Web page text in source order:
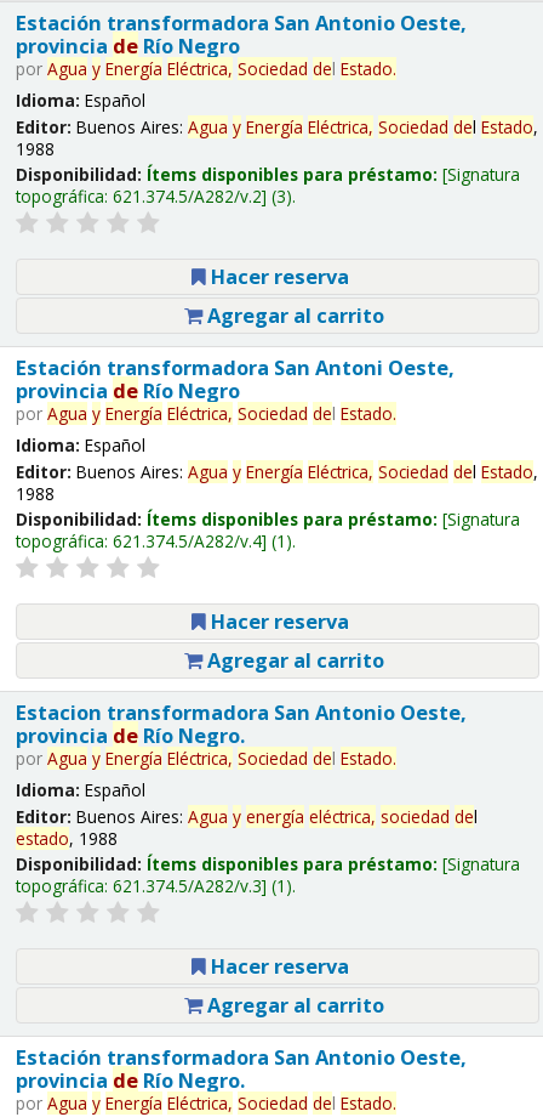
Estación transformadora San Antonio Oeste,
provincia deRío Negro
por Agua y Energía Eléctrica, Sociedad del Estado.
Idioma: Español
Editor: Buenos Aires: Agua y Energía Eléctrica, Sociedad del Estado,
1988
Disponibilidad: Ítems disponibles para préstamo: Signatura
topográfica: 621.374.5/A282/v.2 (3).
Hacer reserva
Agregar al carrito
Estación transformadora San Antoni Oeste,
provincia deRío Negro
por Agua y Energía Eléctrica, Sociedad del Estado.
Idioma: Español
Editor: Buenos Aires: Agua y Energía Eléctrica, Sociedad del Estado,
1988
Disponibilidad: Ítems disponibles para préstamo: Signatura
topográfica: 621.374.5/A282/v.4 (1).
Hacer reserva
Agregar al carrito
Estacion transformadora San Antonio Oeste,
provincia deRío Negro.
por Agua y Energía Eléctrica, Sociedad del Estado.
Idioma: Español
Editor: Buenos Aires: Agua y energía eléctrica, sociedad del
estado, 1988
Disponibilidad: Ítems disponibles para préstamo: Signatura
topográfica: 621.374.5/A282/v.3 (1).
Hacer reserva
Agregar al carrito
Estación transformadora San Antonio Oeste,
provincia deRío Negro.
por Agua y Energía Eléctrica, Sociedad del Estado.